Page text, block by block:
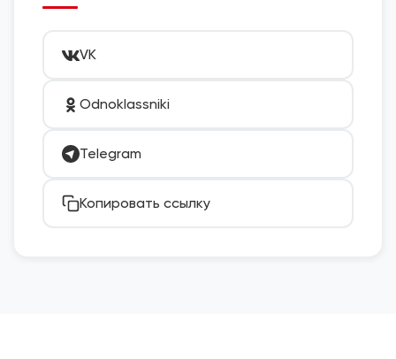
VK
Odnoklassniki
Telegram
Копировать ссылку